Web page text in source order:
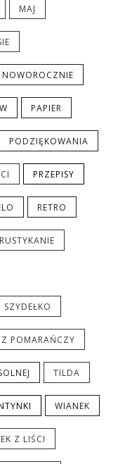
MAJ
NOWOROCZNIE
PAPIER
PODZIĘKOWANIA
PRZEPISY
RETRO
RUSTYKANIE
SZYDEŁKO
POMARAŃCZY
TILDA
WIANEK
Z LIŚCI